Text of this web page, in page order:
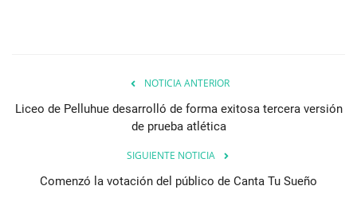
NOTICIA ANTERIOR
Liceo de Pelluhue desarrolló de forma exitosa tercera versión
de prueba atlética
SIGUIENTE NOTICIA
Comenzó la votación del público de Canta Tu Sueño